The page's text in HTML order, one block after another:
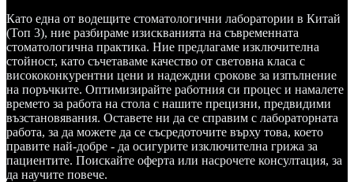
Като една от водещите стоматологични лаборатории в Китай
(Топ 3), ние разбираме изискванията на съвременната
стоматологична практика. Ние предлагаме изключителна
стойност, като съчетаваме качество от световна класа с
висококонкурентни цени и надеждни срокове за изпълнение
на поръчките. Оптимизирайте работния си процес и намалете
времето за работа на стола с нашите прецизни, предвидими
възстановявания. Оставете ни да се справим с лабораторната
работа, за да можете да се съсредоточите върху това, което
правите най-добре - да осигурите изключителна грижа за
пациентите. Поискайте оферта или насрочете консултация, за
да научите повече.